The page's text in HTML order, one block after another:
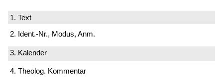
1. Text
2. Ident.-Nr., Modus, Anm.
3. Kalender
4. Theolog. Kommentar